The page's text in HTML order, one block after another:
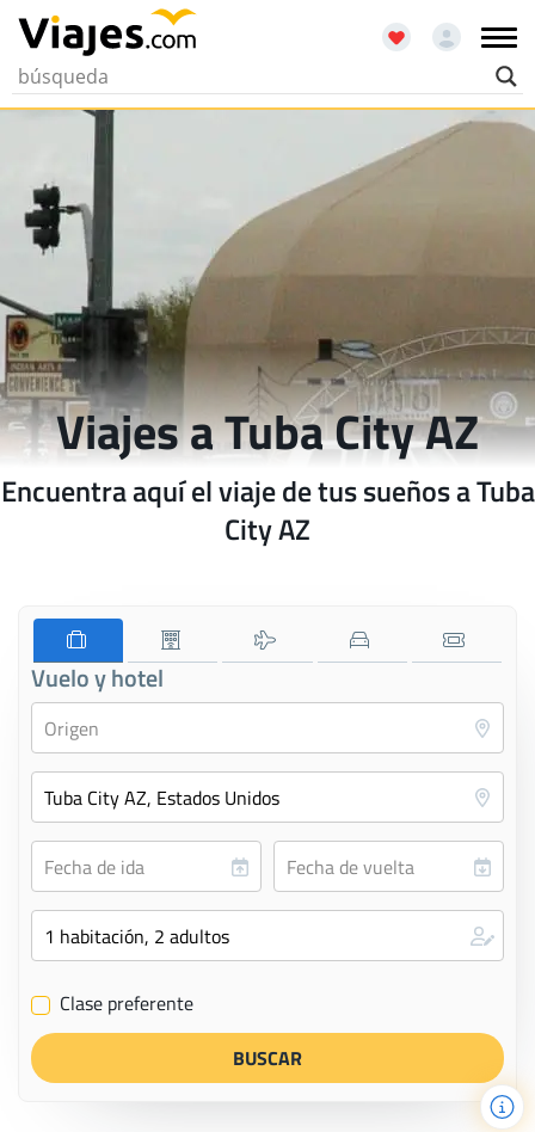
Viajes a Tuba City AZ
Encuentra aquí el viaje de tus sueños a Tuba
City AZ
Vuelo y hotel
✔ Clase preferente